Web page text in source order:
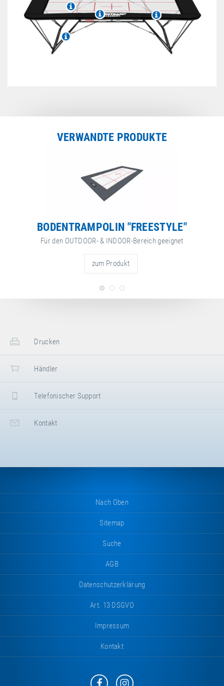
VERWANDTE PRODUKTE
BODENTRAMPOLIN "FREESTYLE"
Für den OUTDOOR- & INDOOR-Bereich geeignet
zum Produkt
Drucken
Händler
Telefonischer Support
Kontakt
Nach Oben
Sitemap
Suche
AGB
Datenschutzerklärung
Art. 13 DSGVO
Impressum
Kontakt
EurotrampEurotramp